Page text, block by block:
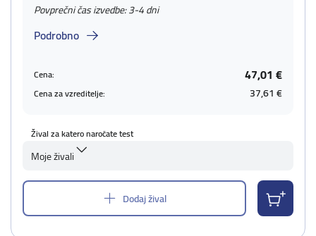
Povprečni čas izvedbe: 3-4 dni
Podrobno
Cena: 47,01 €
Cena za vzreditelje: 37,61 €
Žival za katero naročate test
Moje živali
Dodaj žival